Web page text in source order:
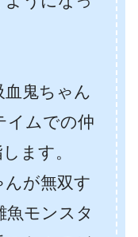
鬼ちゃん
イムでの仲
ます。
が無双す
魚モンスタ